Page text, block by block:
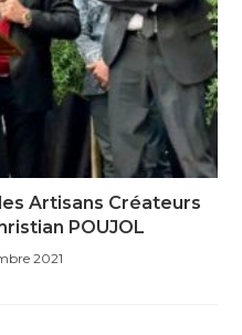
Artisans Créateurs
POUJOL
2021